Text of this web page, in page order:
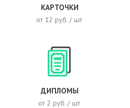
от 2 руб. / шт
ДИПЛОМЫ
от 12 руб. / шт
КАРТОЧКИ